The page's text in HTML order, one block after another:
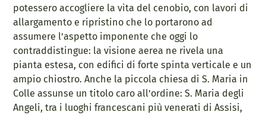
potessero accogliere la vita del cenobio, con lavori di
allargamento e ripristino che lo portarono ad
assumere l’aspetto imponente che oggi lo
contraddistingue: la visione aerea ne rivela una
pianta estesa, con edifici di forte spinta verticale e un
ampio chiostro. Anche la piccola chiesa di S. Maria in
Colle assunse un titolo caro all’ordine: S. Maria degli
Angeli, tra i luoghi francescani più venerati di Assisi,